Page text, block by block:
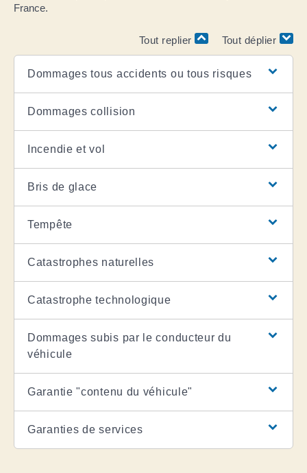
France.
Tout replier Tout déplier
Dommages tous accidents ou tous risques
Dommages collision
Incendie et vol
Bris de glace
Tempête
Catastrophes naturelles
Catastrophe technologique
Dommages subis par le conducteur du
véhicule
Garantie "contenu du véhicule"
Garanties de services